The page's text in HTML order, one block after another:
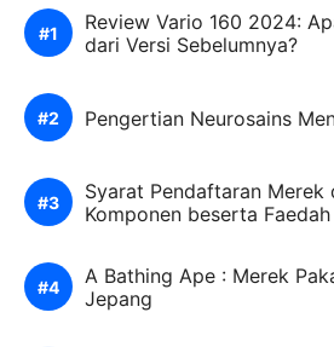
Review Vario 160 2024:
dari Versi Sebelumnya?
Pengertian Neurosains
Syarat Pendaftaran Merek
Komponen beserta
A Bathing Ape : Merek
Jepang